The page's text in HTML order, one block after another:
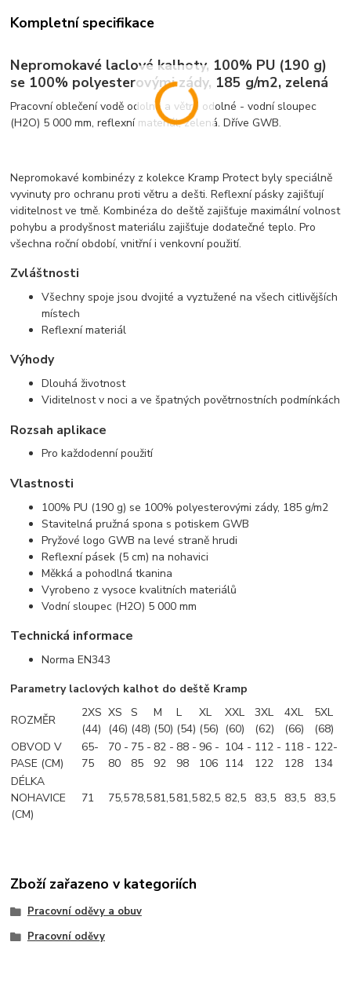
Kompletní specifikace
Nepromokavé laclové kalhoty, 100% PU (190 g)
se 100% polyesterovými zády, 185 g/m2, zelená
Pracovní oblečení vodě odolné a větru odolné - vodní sloupec
(H2O) 5 000 mm, reflexní materiál, zelená. Dříve GWB.
Nepromokavé kombinézy z kolekce Kramp Protect byly speciálně
vyvinuty pro ochranu proti větru a dešti. Reflexní pásky zajišťují
viditelnost ve tmě. Kombinéza do deště zajišťuje maximální volnost
pohybu a prodyšnost materiálu zajišťuje dodatečné teplo. Pro
všechna roční období, vnitřní i venkovní použití.
Zvláštnosti
Všechny spoje jsou dvojité a vyztužené na všech citlivějších
místech
Reflexní materiál
Výhody
Dlouhá životnost
Viditelnost v noci a ve špatných povětrnostních podmínkách
Rozsah aplikace
Pro každodenní použití
Vlastnosti
100% PU (190 g) se 100% polyesterovými zády, 185 g/m2
Stavitelná pružná spona s potiskem GWB
Pryžové logo GWB na levé straně hrudi
Reflexní pásek (5 cm) na nohavici
Měkká a pohodlná tkanina
Vyrobeno z vysoce kvalitních materiálů
Vodní sloupec (H2O) 5 000 mm
Technická informace
Norma EN343
Parametry laclových kalhot do deště Kramp
ROZMĚR
2XS
(44)
XS
(46)
S
(48)
M
(50)
L
(54)
XL
(56)
XXL
(60)
3XL
(62)
4XL
(66)
5XL
(68)
OBVOD V
PASE (CM)
65-
75
70 -
80
75 -
85
82 -
92
88 -
98
96 -
106
104 -
114
112 -
122
118 -
128
122-
134
DÉLKA
NOHAVICE
(CM)
71 75,578,581,581,582,5 82,5 83,5 83,5 83,5
Zboží zařazeno v kategoriích
Pracovní oděvy a obuv
Pracovní oděvy